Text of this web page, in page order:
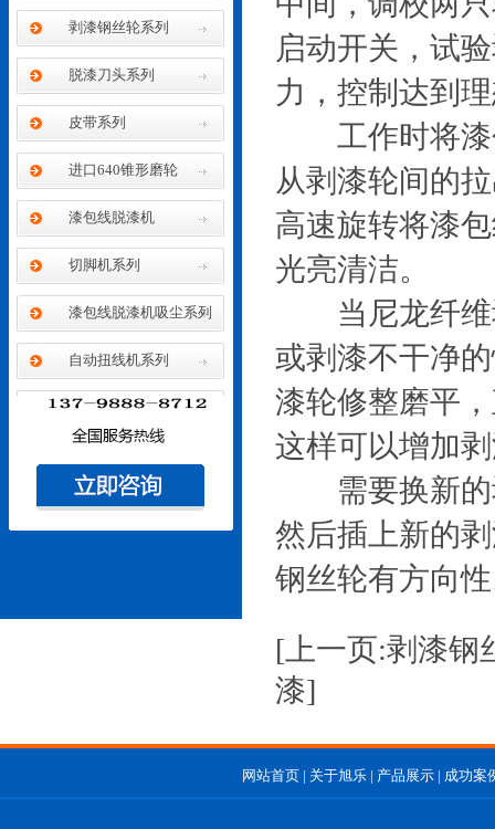
剥漆钢丝轮系列
脱漆刀头系列
皮带系列
进口640锥形磨轮
漆包线脱漆机
切脚机系列
漆包线脱漆机吸尘系列
自动扭线机系列
膜包线自动剥皮机
启动开关，试
力，控制达到
工作时将漆
从剥漆轮间的
高速旋转将漆
光亮清洁。
当尼龙纤维
或剥漆不干净
漆轮修整磨平
这样可以增加
需要换新的
然后插上新的
钢丝轮有方向
[上一页:剥漆钢
漆]
网站首页 | 关于旭乐 | 产品展示 | 成功案